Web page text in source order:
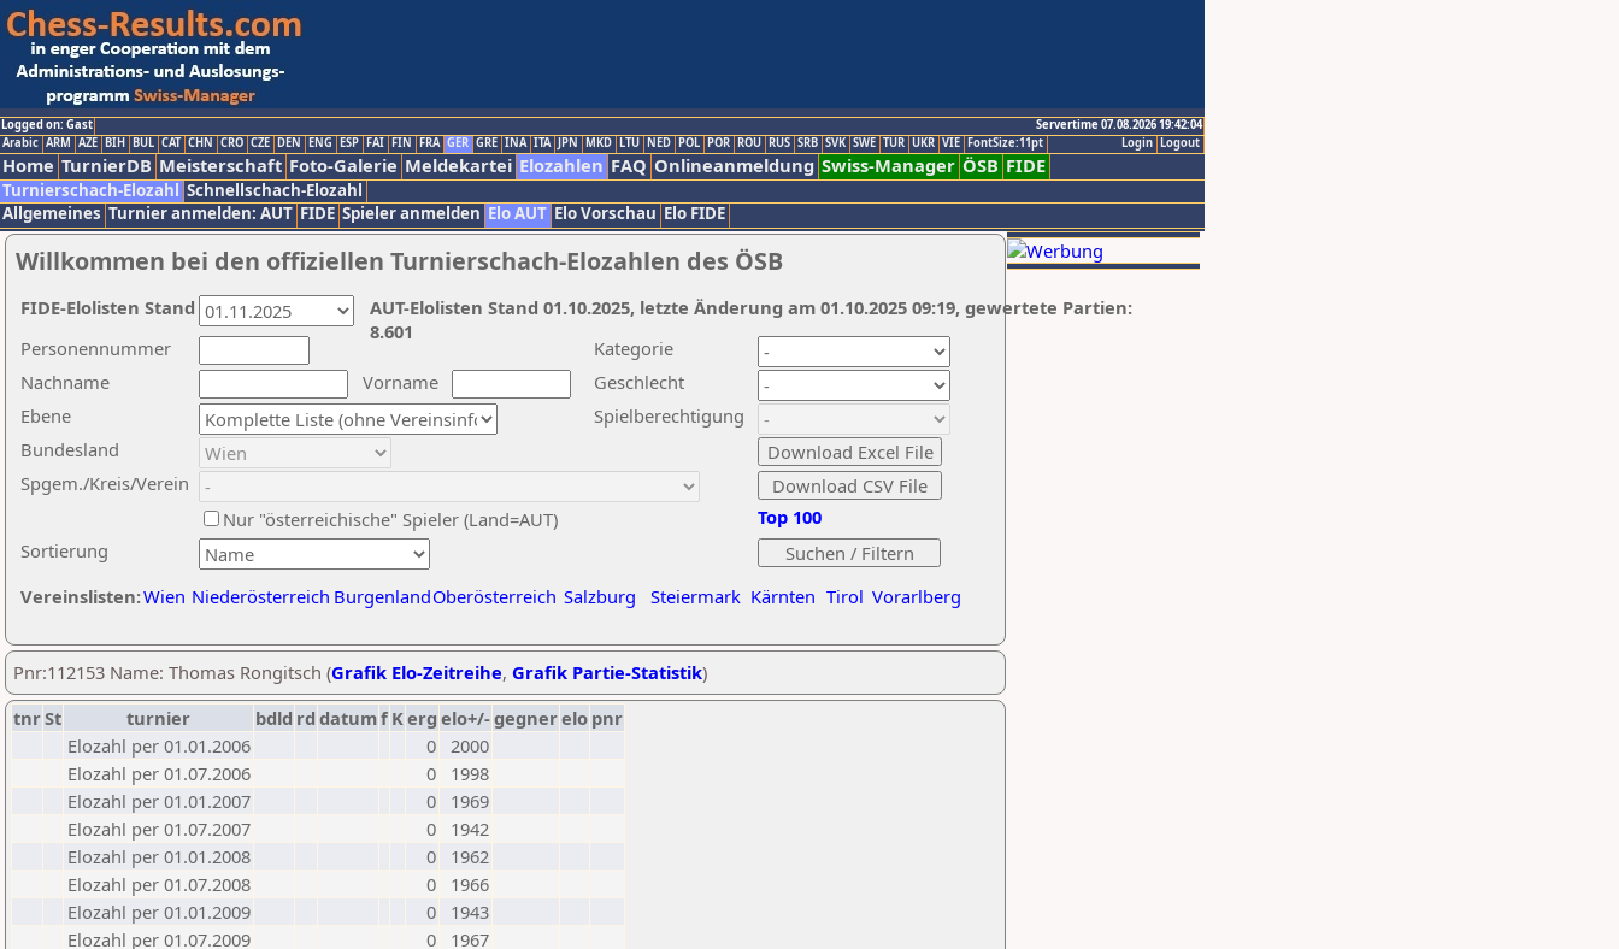
Logged on: Gast
Servertime 07.08.2026 19:42:04
Logout
Login
Arabic ARM AZE BIH BUL CAT CHN CRO CZE DEN ENG ESP FAI FIN FRA GER GRE INA ITA JPN MKD LTU NED POL POR ROU RUS SRB SVK SWE TUR UKR VIE FontSize:11pt
Home TurnierDB Meisterschaft Foto-Galerie Meldekartei Elozahlen FAQ Onlineanmeldung Swiss-Manager ÖSB FIDE
Turnierschach-Elozahl Schnellschach-Elozahl
Allgemeines Turnier anmelden: AUT FIDE Spieler anmelden Elo AUT Elo Vorschau Elo FIDE
Willkommen bei den offiziellen Turnierschach-Elozahlen des ÖSB
Nachname
Vorname
Ebene
Kategorie
Sortierung
Personennummer
Bundesland
Spgem./Kreis/Verein
Geschlecht
Nur "österreichische" Spieler (Land=AUT)
Spielberechtigung
Vereinslisten:Wien Niederösterreich BurgenlandOberösterreich Salzburg Steiermark Kärnten Tirol Vorarlberg
Top 100
AUT-Elolisten Stand 01.10.2025, letzte Änderung am 01.10.2025 09:19, gewertete Partien:
8.601
FIDE-Elolisten Stand
Pnr:112153 Name: Thomas Rongitsch (Grafik Elo-Zeitreihe, Grafik Partie-Statistik)
tnrSt turnier bdld rd datumf Kerg elo+/-gegnerelo pnr
Elozahl per 01.01.2006
0 2000
Elozahl per 01.07.2006
0
1998
Elozahl per 01.01.2007
0
1969
Elozahl per 01.07.2007
0
1942
Elozahl per 01.01.2008
0
1962
Elozahl per 01.07.2008
0
1966
Elozahl per 01.01.2009
0
1943
Elozahl per 01.07.2009
0
1967